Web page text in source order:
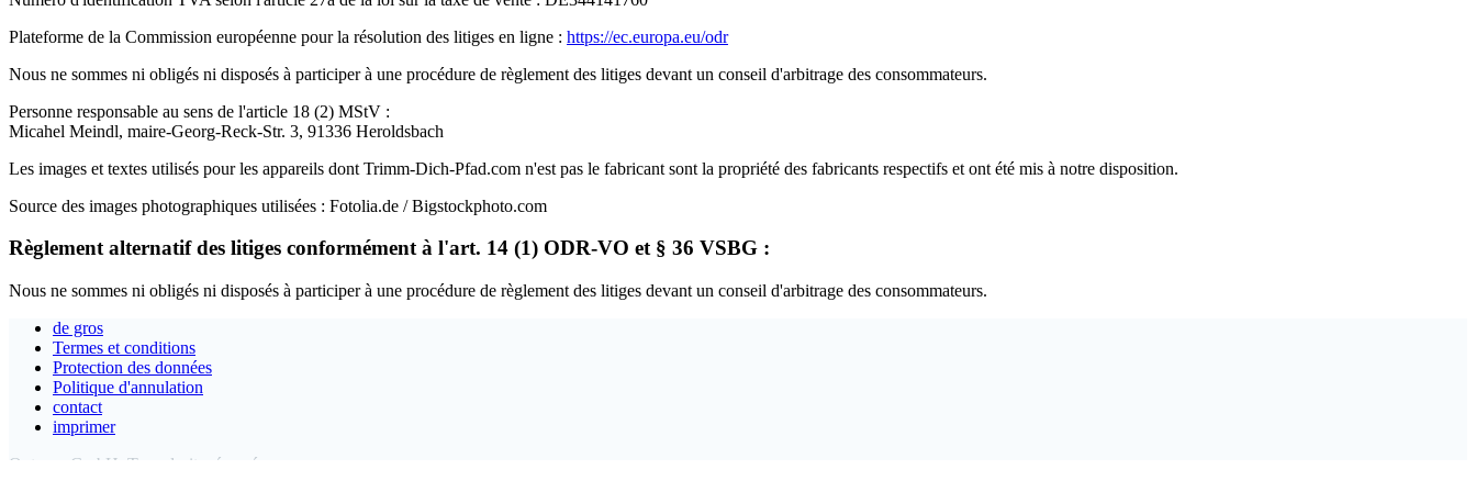
Plateforme de la Commission européenne pour la résolution des litiges en ligne : https://ec.europa.eu/odr
Nous ne sommes ni obligés ni disposés à participer à une procédure de règlement des litiges devant un conseil d'arbitrage des consommateurs.
Personne responsable au sens de l'article 18 (2) MStV :
Micahel Meindl, maire-Georg-Reck-Str. 3, 91336 Heroldsbach
Les images et textes utilisés pour les appareils dont Trimm-Dich-Pfad.com n'est pas le fabricant sont la propriété des fabricants respectifs et ont été mis à notre disposition.
Source des images photographiques utilisées : Fotolia.de / Bigstockphoto.com
Règlement alternatif des litiges conformément à l'art. 14 (1) ODR-VO et § 36 VSBG :
Nous ne sommes ni obligés ni disposés à participer à une procédure de règlement des litiges devant un conseil d'arbitrage des consommateurs.
de gros
Termes et conditions
Protection des données
Politique d'annulation
contact
imprimer
Outgym GmbH. Tous droits réservés.